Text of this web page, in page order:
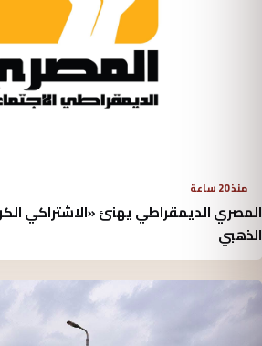
منذ 20 ساعة
المصري الديمقراطي يهنئ «الاشتراكي
الذهبي